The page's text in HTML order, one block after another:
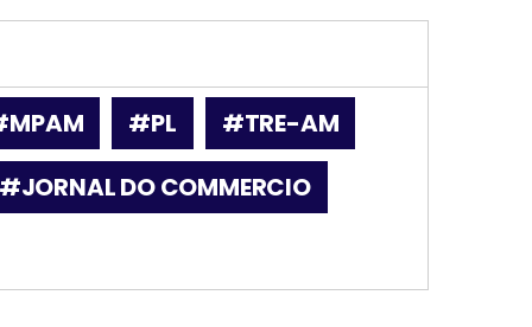
#PL
#TRE-AM
#JORNAL DO COMMERCIO